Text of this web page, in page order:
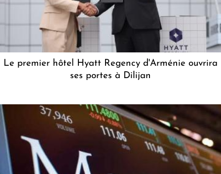
Le premier hôtel Hyatt Regency d'Arménie ouvrira
ses portes à Dilijan